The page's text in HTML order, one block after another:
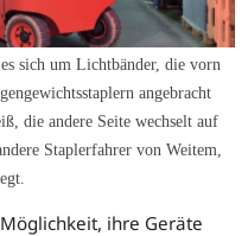
sich um Lichtbänder, die vorn
angebracht
die andere Seite wechselt auf
Staplerfahrer von Weitem,
ihre Geräte